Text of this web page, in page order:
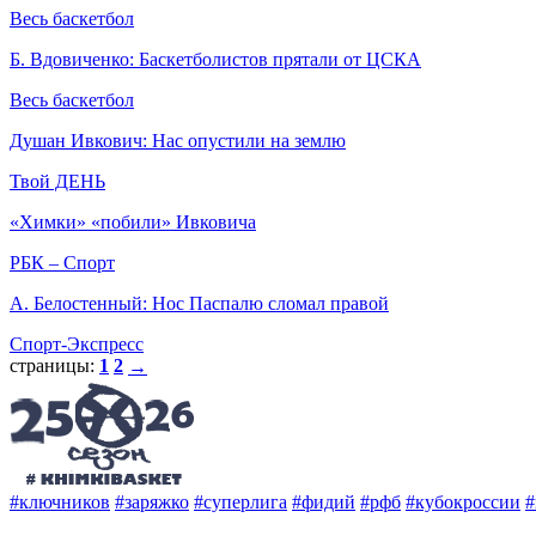
Весь баскетбол
Б. Вдовиченко: Баскетболистов прятали от ЦСКА
Весь баскетбол
Душан Ивкович: Нас опустили на землю
Твой ДЕНЬ
«Химки» «побили» Ивковича
РБК – Спорт
А. Белостенный: Нос Паспалю сломал правой
Спорт-Экспресс
страницы: 1 2 →
#ключников #заряжко #суперлига #фидий #рфб #кубокроссии